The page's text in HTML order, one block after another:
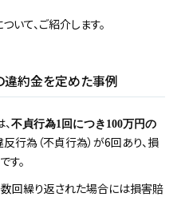
て、ご紹介します。
約金を定めた事例
不貞行為1回につき100万円の
行為（不貞行為）が6回あり、損
。
回繰り返された場合には損害賠